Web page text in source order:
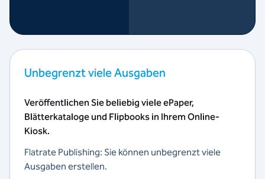
Unbegrenzt viele Ausgaben
Veröffentlichen Sie beliebig viele ePaper,
Blätterkataloge und Flipbooks in Ihrem Online-
Kiosk.
Flatrate Publishing: Sie können unbegrenzt viele
Ausgaben erstellen.